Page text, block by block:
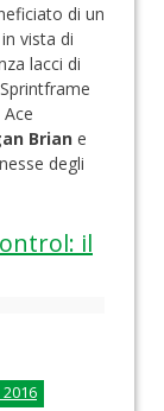
di un
vista di
lacci di
Brian e
degli
il
2016